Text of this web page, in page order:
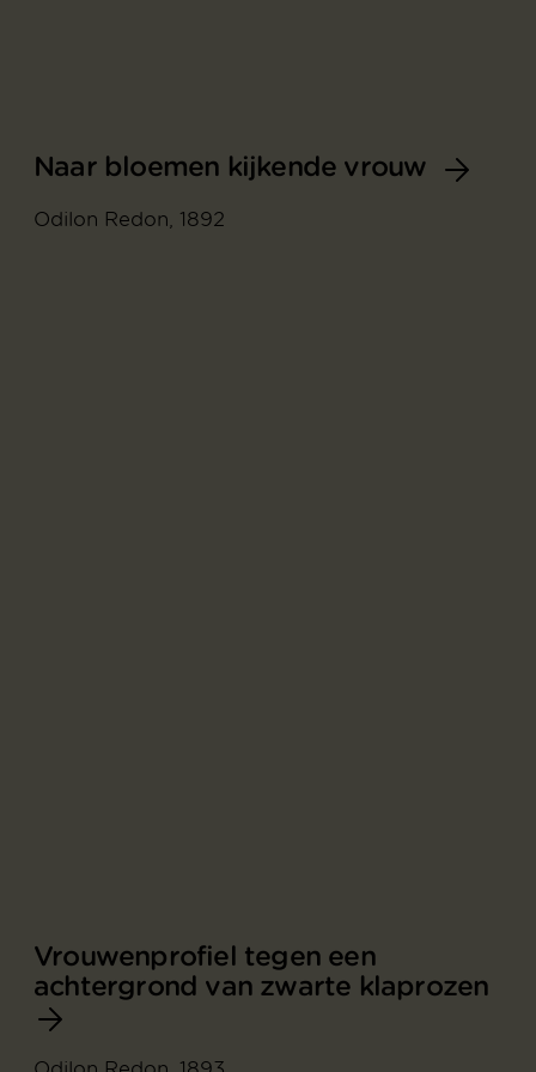
Naar bloemen kijkende vrouw
Odilon Redon, 1892
Vrouwenprofiel tegen een
achtergrond van zwarte klaprozen